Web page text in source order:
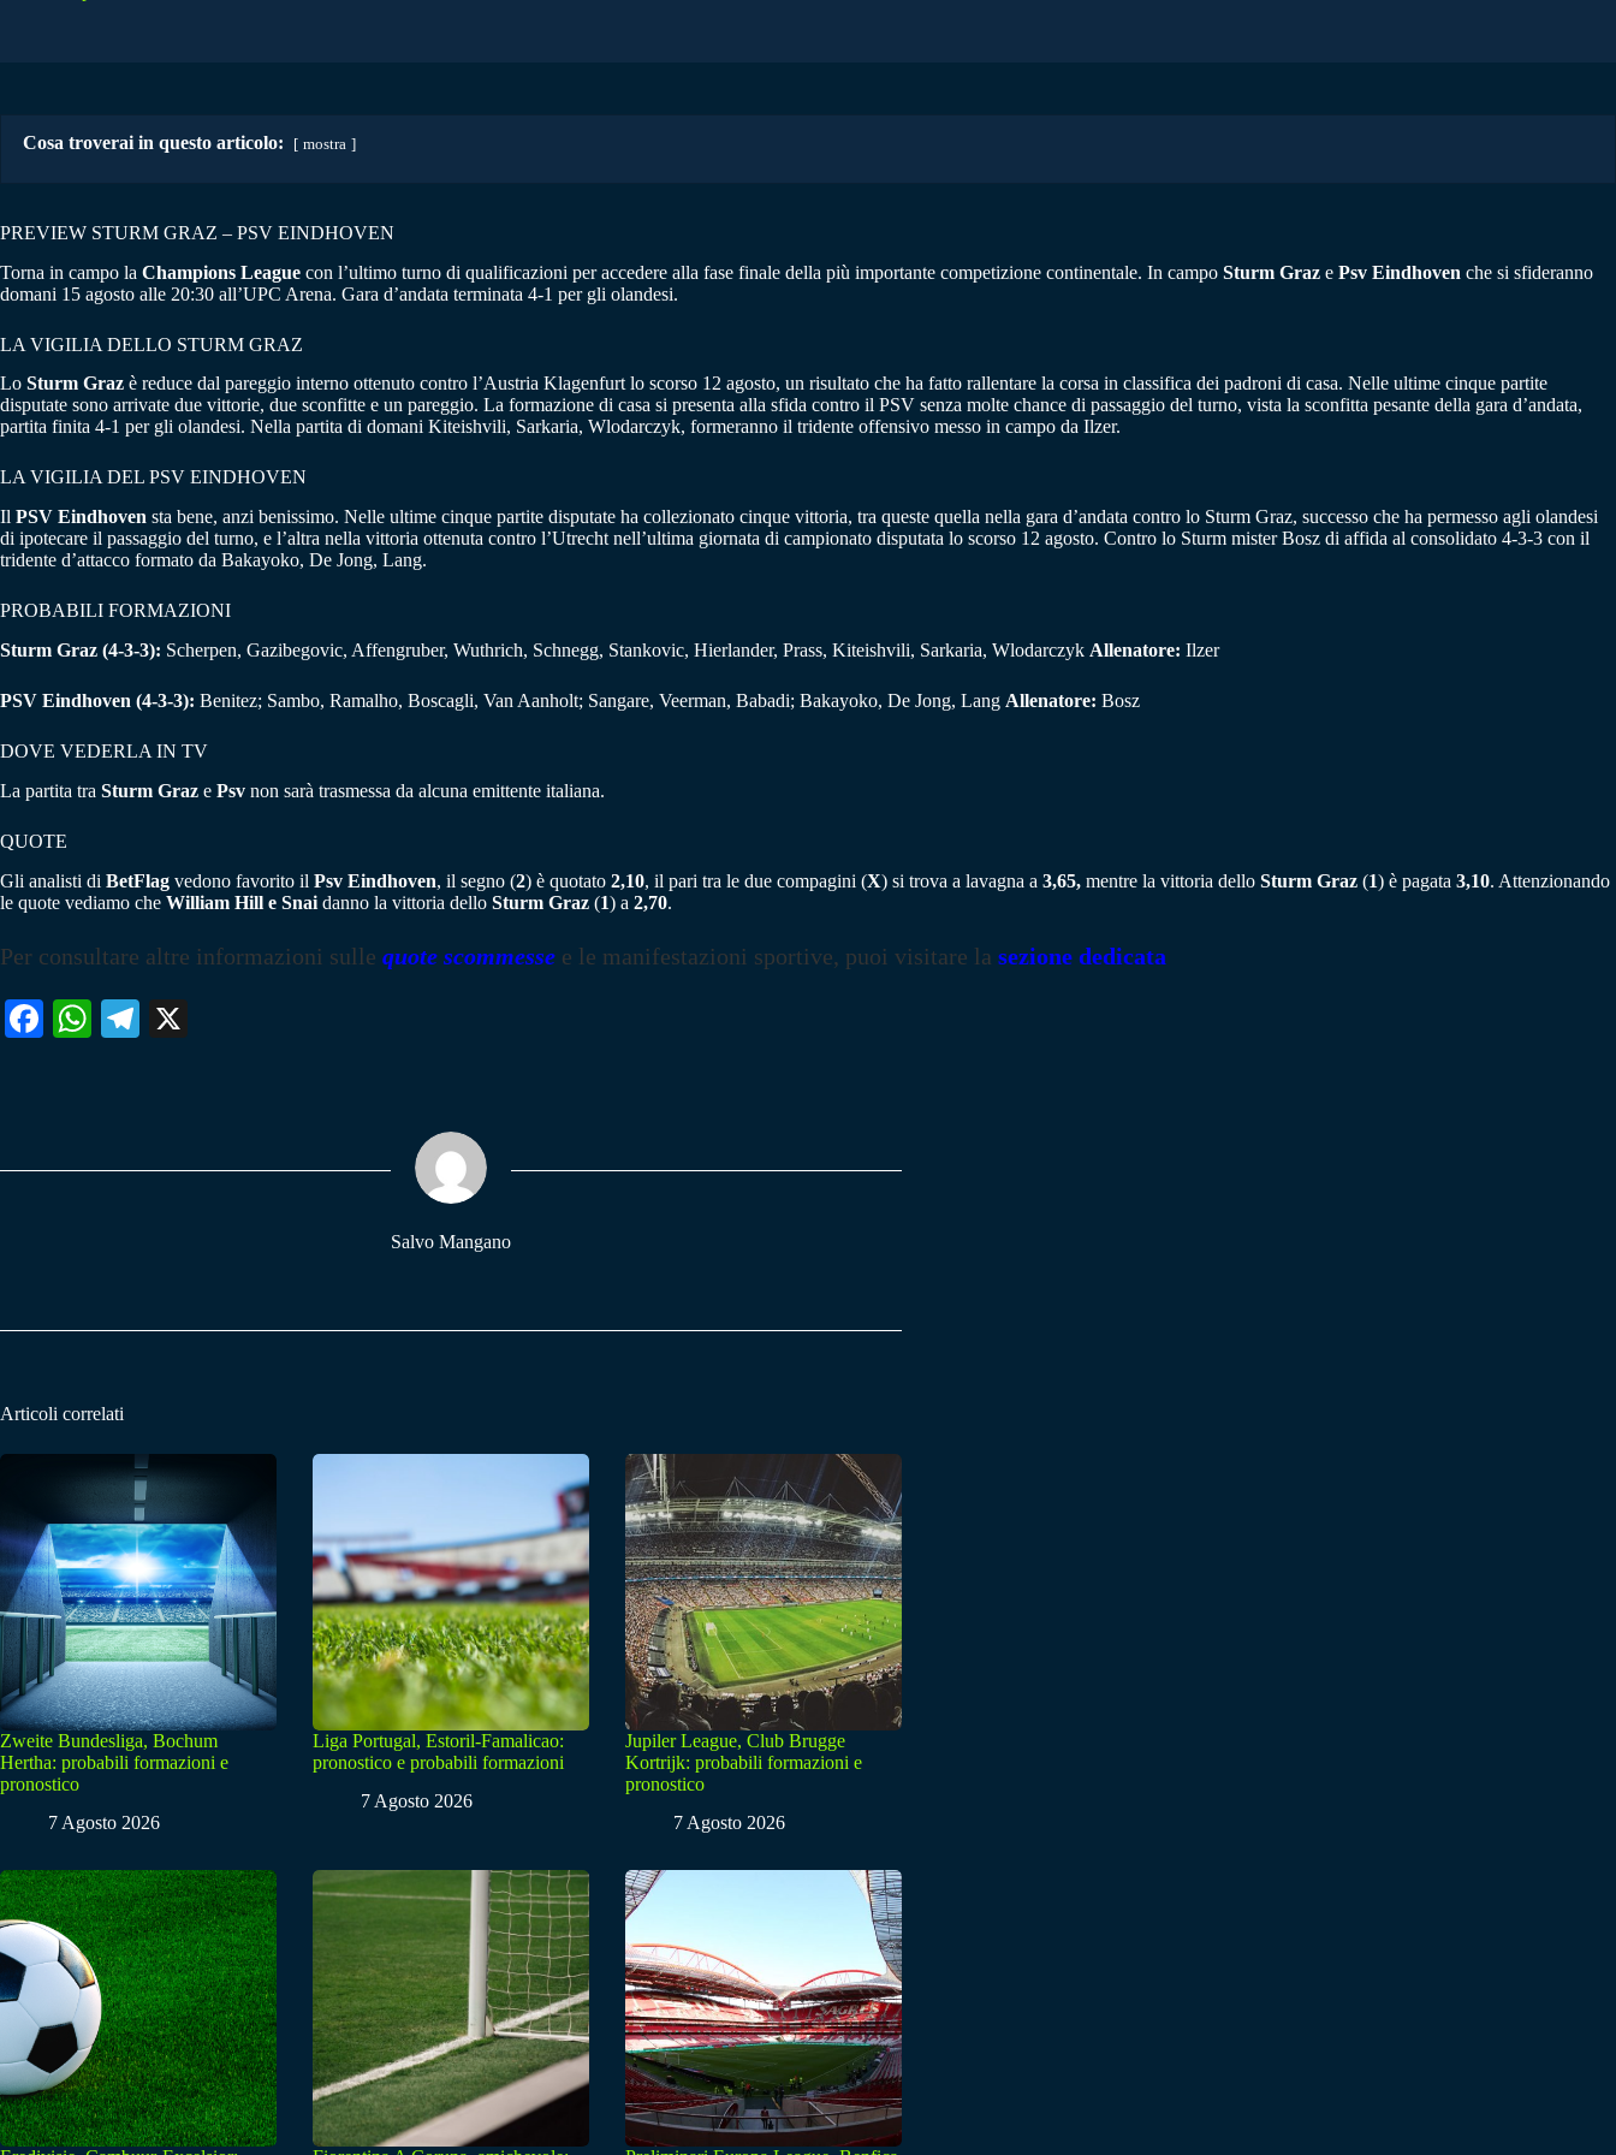
Cosa troverai in questo articolo: mostra
PREVIEW STURM GRAZ – PSV EINDHOVEN
Torna in campo la Champions League con l’ultimo turno di qualificazioni per accedere alla fase finale della più importante competizione continentale. In campo Sturm Graz e Psv Eindhoven che si sfideranno
domani 15 agosto alle 20:30 all’UPC Arena. Gara d’andata terminata 4-1 per gli olandesi.
LA VIGILIA DELLO STURM GRAZ
Lo Sturm Graz è reduce dal pareggio interno ottenuto contro l’Austria Klagenfurt lo scorso 12 agosto, un risultato che ha fatto rallentare la corsa in classifica dei padroni di casa. Nelle ultime cinque partite
disputate sono arrivate due vittorie, due sconfitte e un pareggio. La formazione di casa si presenta alla sfida contro il PSV senza molte chance di passaggio del turno, vista la sconfitta pesante della gara d’andata,
partita finita 4-1 per gli olandesi. Nella partita di domani Kiteishvili, Sarkaria, Wlodarczyk, formeranno il tridente offensivo messo in campo da Ilzer.
LA VIGILIA DEL PSV EINDHOVEN
Il PSV Eindhoven sta bene, anzi benissimo. Nelle ultime cinque partite disputate ha collezionato cinque vittoria, tra queste quella nella gara d’andata contro lo Sturm Graz, successo che ha permesso agli olandesi
di ipotecare il passaggio del turno, e l’altra nella vittoria ottenuta contro l’Utrecht nell’ultima giornata di campionato disputata lo scorso 12 agosto. Contro lo Sturm mister Bosz di affida al consolidato 4-3-3 con il
tridente d’attacco formato da Bakayoko, De Jong, Lang.
PROBABILI FORMAZIONI
Sturm Graz (4-3-3): Scherpen, Gazibegovic, Affengruber, Wuthrich, Schnegg, Stankovic, Hierlander, Prass, Kiteishvili, Sarkaria, Wlodarczyk Allenatore: Ilzer
PSV Eindhoven (4-3-3): Benitez; Sambo, Ramalho, Boscagli, Van Aanholt; Sangare, Veerman, Babadi; Bakayoko, De Jong, Lang Allenatore: Bosz
DOVE VEDERLA IN TV
La partita tra Sturm Graz e Psv non sarà trasmessa da alcuna emittente italiana.
QUOTE
Gli analisti di BetFlag vedono favorito il Psv Eindhoven, il segno (2) è quotato 2,10, il pari tra le due compagini (X) si trova a lavagna a 3,65, mentre la vittoria dello Sturm Graz (1) è pagata 3,10. Attenzionando
le quote vediamo che William Hill e Snai danno la vittoria dello Sturm Graz (1) a 2,70.
Per consultare altre informazioni sulle quote scommesse e le manifestazioni sportive, puoi visitare la sezione dedicata
Fa W
pp
Te
m
Salvo Mangano
Articoli correlati
Zweite Bundesliga, Bochum
Hertha: probabili formazioni e
pronostico
7 Agosto 2026
Liga Portugal, Estoril-Famalicao:
pronostico e probabili formazioni
7 Agosto 2026
Jupiler League, Club Brugge
Kortrijk: probabili formazioni e
pronostico
7 Agosto 2026